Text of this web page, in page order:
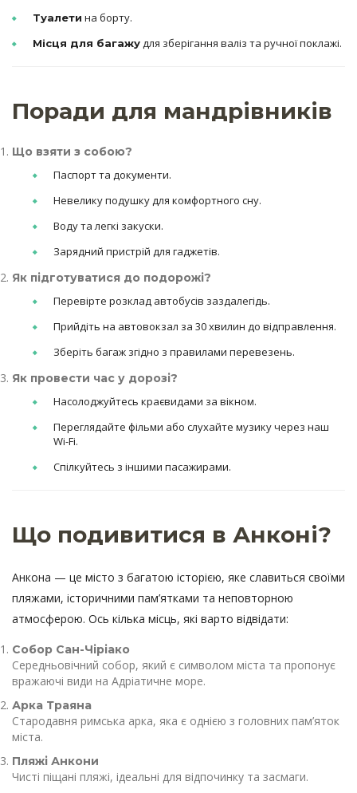
Туалети на борту.
Місця для багажудля зберігання валіз та ручної поклажі.
Поради для мандрівників
Що взяти з собою?
Паспорт та документи.
Невелику подушку для комфортного сну.
Воду та легкі закуски.
Зарядний пристрій для гаджетів.
Як підготуватися до подорожі?
Перевірте розклад автобусів заздалегідь.
Прийдіть на автовокзал за 30 хвилин до відправлення.
Зберіть багаж згідно з правилами перевезень.
Як провести час у дорозі?
Насолоджуйтесь краєвидами за вікном.
Переглядайте фільми або слухайте музику через наш
Wi-Fi.
Спілкуйтесь з іншими пасажирами.
Що подивитися в Анконі?
Анкона — це місто з багатою історією, яке славиться своїми
пляжами, історичними пам’ятками та неповторною
атмосферою. Ось кілька місць, які варто відвідати:
Собор Сан-Чіріако
Середньовічний собор, який є символом міста та пропонує
вражаючі види на Адріатичне море.
Арка Траяна
Стародавня римська арка, яка є однією з головних пам’яток
міста.
Пляжі Анкони
Чисті піщані пляжі, ідеальні для відпочинку та засмаги.